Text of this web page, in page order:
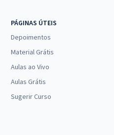
PÁGINAS ÚTEIS
Depoimentos
Material Grátis
Aulas ao Vivo
Aulas Grátis
Sugerir Curso